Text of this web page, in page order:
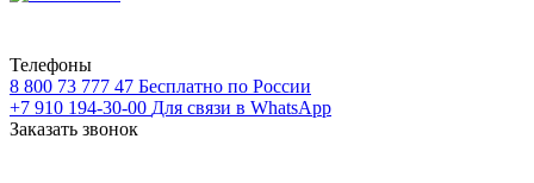
Телефоны
8 800 73 777 47 Бесплатно по России
+7 910 194-30-00 Для связи в WhatsApp
Заказать звонок